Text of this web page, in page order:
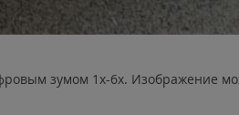
зумом 1х-6х. Изображение